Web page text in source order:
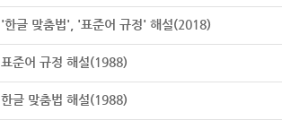
'한글 맞춤법', '표준어 규정' 해설(2018)
표준어 규정 해설(1988)
한글 맞춤법 해설(1988)